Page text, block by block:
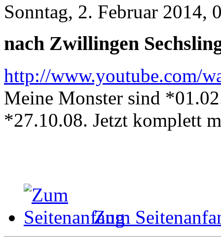
Sonntag, 2. Februar 2014,
nach Zwillingen
http://www.youtube.com/
Meine Monster sind
*27.10.08. Jetzt komplett
Zum